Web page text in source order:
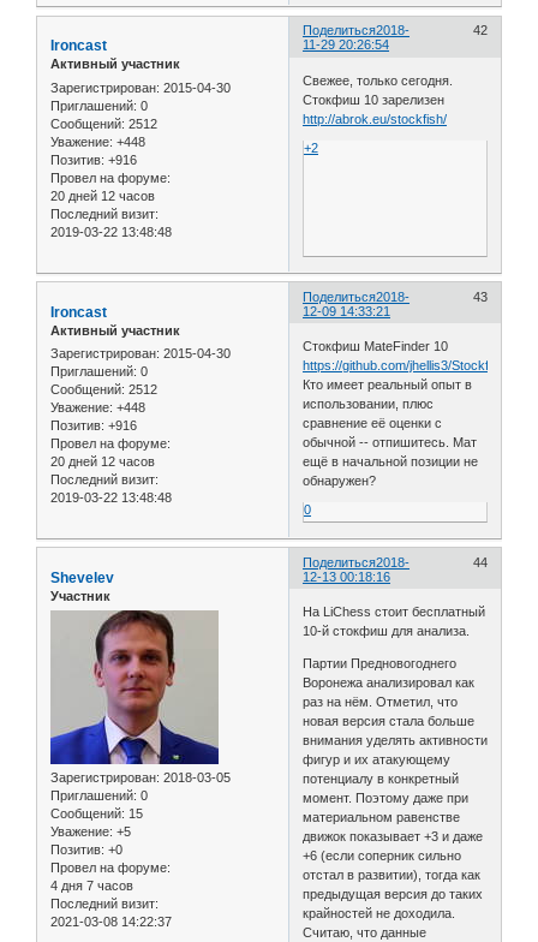
Поделиться 42
2018-
11-29 20:26:54
Ironcast
Активный участник
Зарегистрирован: 2015-04-30
Приглашений: 0
Сообщений: 2512
Уважение: +448
Позитив: +916
Провел на форуме:
20 дней 12 часов
Последний визит:
2019-03-22 13:48:48
Свежее, только сегодня.
Стокфиш 10 зарелизен
http://abrok.eu/stockfish/
+2
Поделиться 43
2018-
12-09 14:33:21
Ironcast
Активный участник
Зарегистрирован: 2015-04-30
Приглашений: 0
Сообщений: 2512
Уважение: +448
Позитив: +916
Провел на форуме:
20 дней 12 часов
Последний визит:
2019-03-22 13:48:48
Стокфиш MateFinder 10
https://github.com/jhellis3/Stockfish/
Кто имеет реальный опыт в
использовании, плюс
сравнение её оценки с
обычной -- отпишитесь. Мат
ещё в начальной позиции не
обнаружен?
0
Поделиться 44
2018-
12-13 00:18:16
Shevelev
Участник
Зарегистрирован: 2018-03-05
Приглашений: 0
Сообщений: 15
Уважение: +5
Позитив: +0
Провел на форуме:
4 дня 7 часов
Последний визит:
2021-03-08 14:22:37
На LiChess стоит бесплатный
10-й стокфиш для анализа.
Партии Предновогоднего
Воронежа анализировал как
раз на нём. Отметил, что
новая версия стала больше
внимания уделять активности
фигур и их атакующему
потенциалу в конкретный
момент. Поэтому даже при
материальном равенстве
движок показывает +3 и даже
+6 (если соперник сильно
отстал в развитии), тогда как
предыдущая версия до таких
крайностей не доходила.
Считаю, что данные